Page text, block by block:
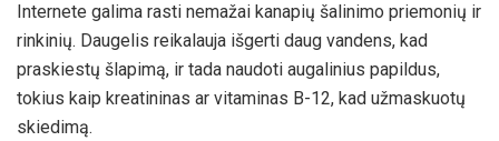
Internete galima rasti nemažai kanapių šalinimo priemonių ir
rinkinių. Daugelis reikalauja išgerti daug vandens, kad
praskiestų šlapimą, ir tada naudoti augalinius papildus,
tokius kaip kreatininas ar vitaminas B-12, kad užmaskuotų
skiedimą.